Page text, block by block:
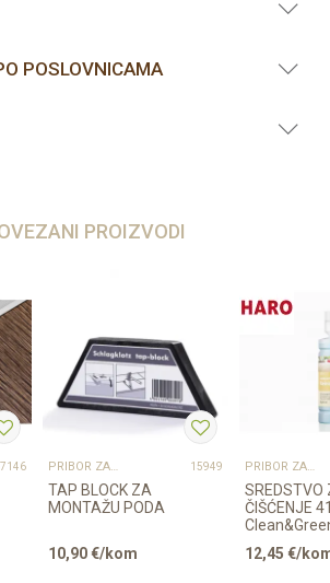
POSLOVNICAMA
PROIZVODI
PRIBOR ZA UGRADNJU PODOVA – SVE NA JEDNOM MJESTU 15949
TAP BLOCK ZA
MONTAŽU PODA
10,90€/kom
PRIBOR ZA UGRADNJU PODOVA – SVE NA JEDNOM MJESTU
SREDSTVO
ČIŠĆENJE
500ml
12,45 €/